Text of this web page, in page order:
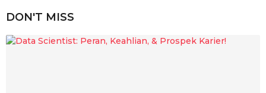
DON'T MISS